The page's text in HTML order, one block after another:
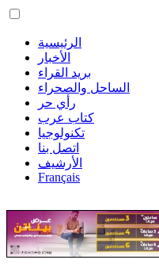
الرئيسية
الأخبار
بريد القراء
الساحل والصحراء
رأي حر
كتاب عرب
تكنولوجيا
اتصل بنا
الأرشيف
Français